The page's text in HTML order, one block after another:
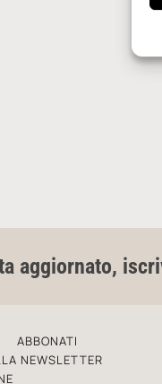
aggiornato,
ABBONATI
NEWSLETTER